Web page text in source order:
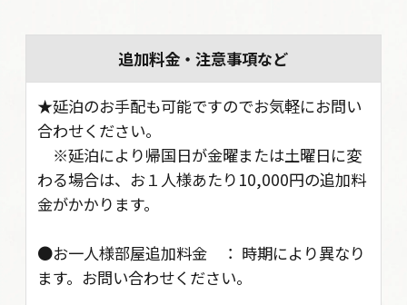
追加料金・注意事項など
★延泊のお手配も可能ですのでお気軽にお問い
合わせください。
※延泊により帰国日が金曜または土曜日に変
わる場合は、お１人様あたり10,000円の追加料
金がかかります。
●お一人様部屋追加料金 ： 時期により異なり
ます。お問い合わせください。